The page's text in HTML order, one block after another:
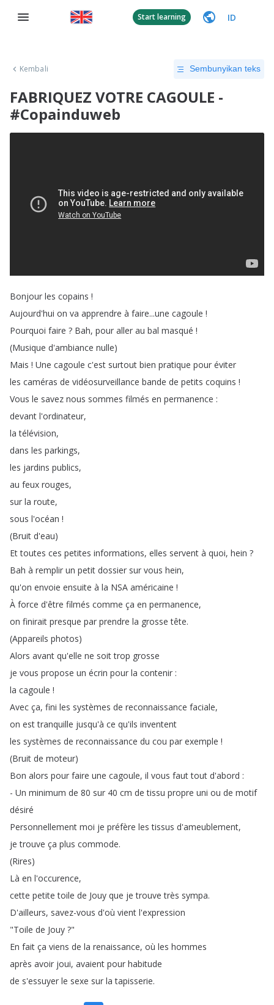
Start learning ID
Kembali Sembunyikan teks
FABRIQUEZ VOTRE CAGOULE -
#Copainduweb
Bonjour les copains !
Aujourd'hui on va apprendre à faire...une cagoule !
Pourquoi faire ? Bah, pour aller au bal masqué !
(Musique d'ambiance nulle)
Mais ! Une cagoule c'est surtout bien pratique pour éviter
les caméras de vidéosurveillance bande de petits coquins !
Vous le savez nous sommes filmés en permanence :
devant l'ordinateur,
la télévision,
dans les parkings,
les jardins publics,
au feux rouges,
sur la route,
sous l'océan !
(Bruit d'eau)
Et toutes ces petites informations, elles servent à quoi, hein ?
Bah à remplir un petit dossier sur vous hein,
qu'on envoie ensuite à la NSA américaine !
À force d'être filmés comme ça en permanence,
on finirait presque par prendre la grosse tête.
(Appareils photos)
Alors avant qu'elle ne soit trop grosse
je vous propose un écrin pour la contenir :
la cagoule !
Avec ça, fini les systèmes de reconnaissance faciale,
on est tranquille jusqu'à ce qu'ils inventent
les systèmes de reconnaissance du cou par exemple !
(Bruit de moteur)
Bon alors pour faire une cagoule, il vous faut tout d'abord :
- Un minimum de 80 sur 40 cm de tissu propre uni ou de motif
désiré
Personnellement moi je préfère les tissus d'ameublement,
je trouve ça plus commode.
(Rires)
Là en l'occurence,
cette petite toile de Jouy que je trouve très sympa.
D'ailleurs, savez-vous d'où vient l'expression
"Toile de Jouy ?"
En fait ça viens de la renaissance, où les hommes
après avoir joui, avaient pour habitude
de s'essuyer le sexe sur la tapisserie.